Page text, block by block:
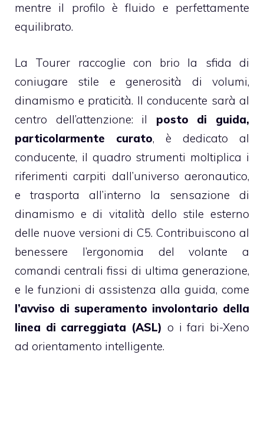
mentre il profilo è fluido e perfettamente
equilibrato.
La Tourer raccoglie con brio la sfida di
coniugare stile e generosità di volumi,
dinamismo e praticità. Il conducente sarà al
centro dell’attenzione: il posto di guida,
particolarmente curato, è dedicato al
conducente, il quadro strumenti moltiplica i
riferimenti carpiti dall’universo aeronautico,
e trasporta all’interno la sensazione di
dinamismo e di vitalità dello stile esterno
delle nuove versioni di C5. Contribuiscono al
benessere l’ergonomia del volante a
comandi centrali fissi di ultima generazione,
e le funzioni di assistenza alla guida, come
l’avviso di superamento involontario della
linea di carreggiata (ASL) o i fari bi-Xeno
ad orientamento intelligente.